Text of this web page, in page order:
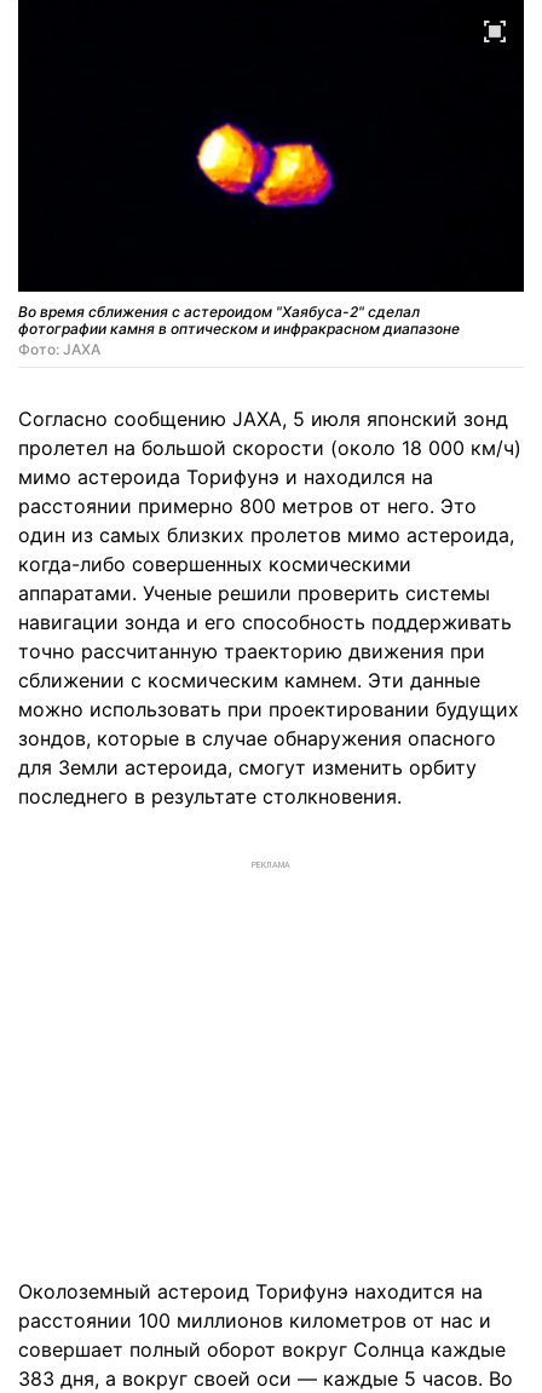
Во время сближения с астероидом "Хаябуса-2" сделал
фотографии камня в оптическом и инфракрасном диапазоне
Фото: JAXA
Согласно сообщению JAXA, 5 июля японский зонд
пролетел на большой скорости (около 18 000 км/ч)
мимо астероида Торифунэ и находился на
расстоянии примерно 800 метров от него. Это
один из самых близких пролетов мимо астероида,
когда-либо совершенных космическими
аппаратами. Ученые решили проверить системы
навигации зонда и его способность поддерживать
точно рассчитанную траекторию движения при
сближении с космическим камнем. Эти данные
можно использовать при проектировании будущих
зондов, которые в случае обнаружения опасного
для Земли астероида, смогут изменить орбиту
последнего в результате столкновения.
РЕКЛАМА
Околоземный астероид Торифунэ находится на
расстоянии 100 миллионов километров от нас и
совершает полный оборот вокруг Солнца каждые
383 дня, а вокруг своей оси — каждые 5 часов. Во